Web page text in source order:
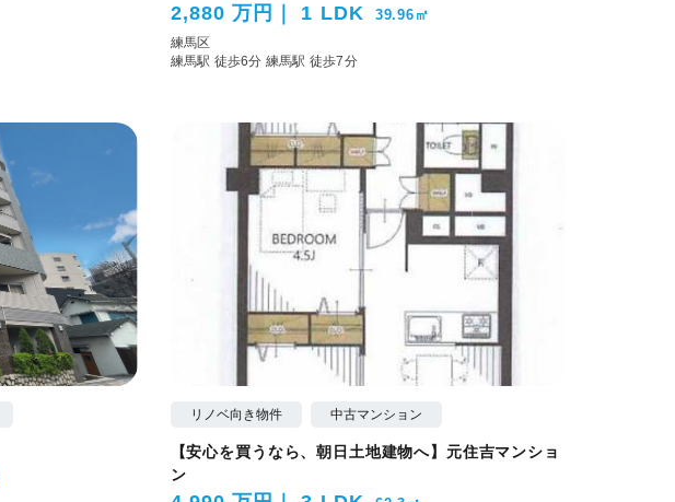
2,880 万円 1 LDK 39.96㎡
練馬区
練馬駅 徒歩6分 練馬駅 徒歩7分
リノベ向き物件 中古マンション
【安心を買うなら、朝日土地建物へ】元住吉マンショ
ン